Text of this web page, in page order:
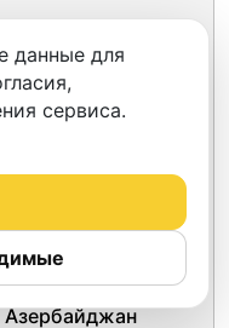
Азербайджан
данные для
сервиса.